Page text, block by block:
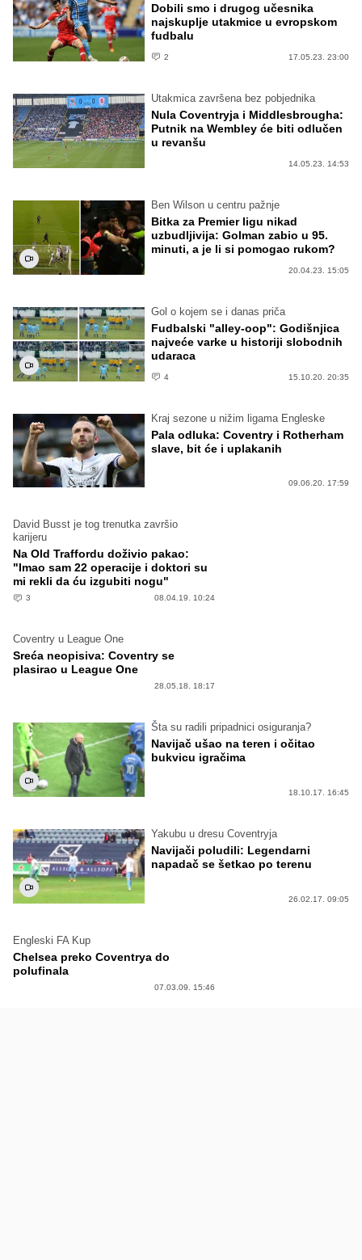
Dobili smo i drugog učesnika
najskuplje utakmice u evropskom
fudbalu
2 17.05.23. 23:00
Utakmica završena bez pobjednika
Nula Coventryja i Middlesbrougha:
Putnik na Wembley će biti odlučen
u revanšu
14.05.23. 14:53
Ben Wilson u centru pažnje
Bitka za Premier ligu nikad
uzbudljivija: Golman zabio u 95.
minuti, a je li si pomogao rukom?
20.04.23. 15:05
Gol o kojem se i danas priča
Fudbalski "alley-oop": Godišnjica
najveće varke u historiji slobodnih
udaraca
4 15.10.20. 20:35
Kraj sezone u nižim ligama Engleske
Pala odluka: Coventry i Rotherham
slave, bit će i uplakanih
09.06.20. 17:59
David Busst je tog trenutka završio
karijeru
Na Old Traffordu doživio pakao:
"Imao sam 22 operacije i doktori su
mi rekli da ću izgubiti nogu"
3 08.04.19. 10:24
Coventry u League One
Sreća neopisiva: Coventry se
plasirao u League One
28.05.18. 18:17
Šta su radili pripadnici osiguranja?
Navijač ušao na teren i očitao
bukvicu igračima
18.10.17. 16:45
Yakubu u dresu Coventryja
Navijači poludili: Legendarni
napadač se šetkao po terenu
26.02.17. 09:05
Engleski FA Kup
Chelsea preko Coventrya do
polufinala
07.03.09. 15:46